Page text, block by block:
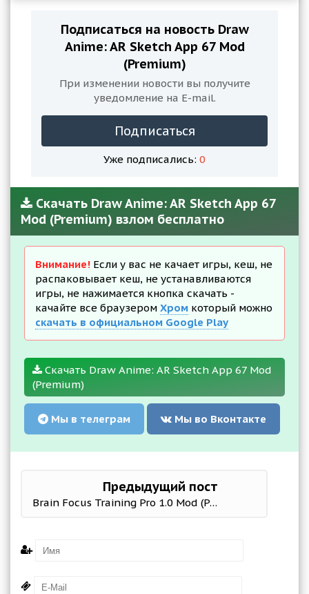
Подписаться на новость Draw
Anime: AR Sketch App 67 Mod
(Premium)
При изменении новости вы получите
уведомление на E-mail.
Подписаться
Уже подписались: 0
Скачать Draw Anime: AR Sketch App 67
Mod (Premium) взлом бесплатно
Внимание! Если у вас не качает игры, кеш, не
распаковывает кеш, не устанавливаются
игры, не нажимается кнопка скачать -
качайте все браузером Хром который можно
скачать в официальном Google Play
Скачать Draw Anime: AR Sketch App 67 Mod
(Premium)
Мы в телеграм Мы во Вконтакте
Предыдущий пост
Brain Focus Training Pro 1.0 Mod (Premium)